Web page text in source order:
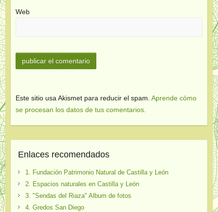
Web
Este sitio usa Akismet para reducir el spam. Aprende cómo
se procesan los datos de tus comentarios.
Enlaces recomendados
1. Fundación Patrimonio Natural de Castilla y León
2. Espacios naturales en Castilla y León
3. "Sendas del Riaza" Album de fotos
4. Gredos San Diego